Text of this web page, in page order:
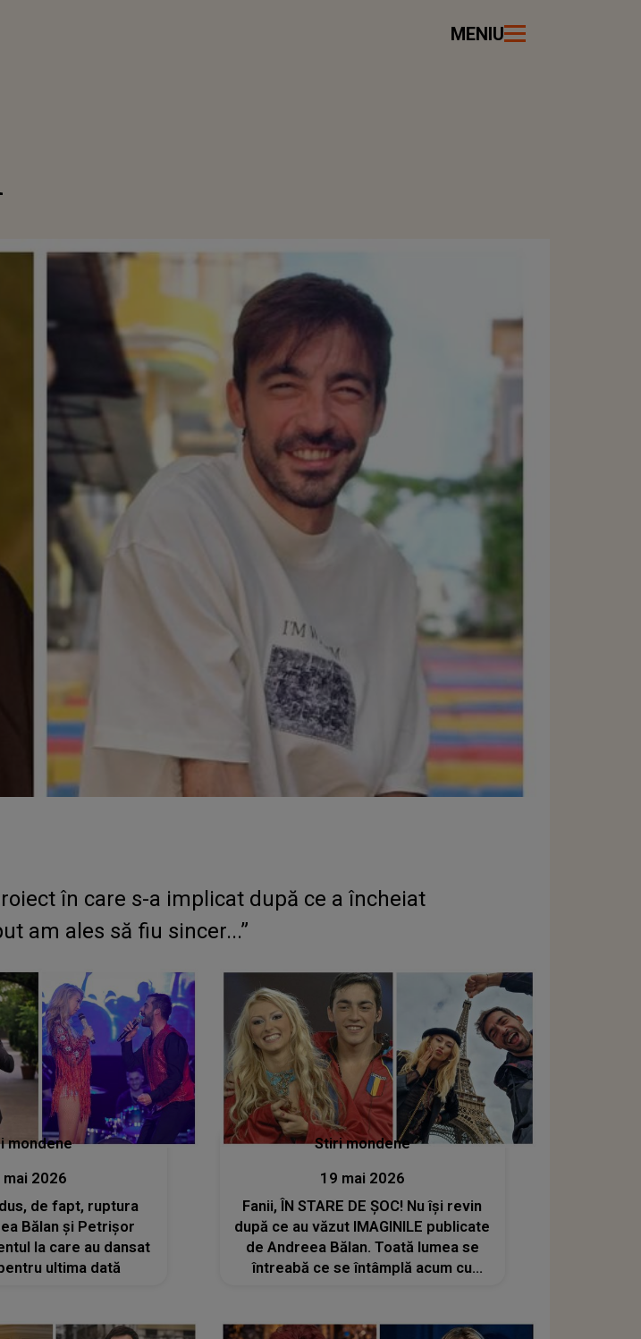
MENIU
în care s-a implicat după ce a încheiat
am ales să fiu sincer...”
mondene
mai 2026
de fapt, ruptura
Bălan și Petrișor
la care au dansat
ultima dată
Stiri mondene
19 mai 2026
Fanii, ÎN STARE DE ȘOC! Nu își revin
după ce au văzut IMAGINILE publicate
de Andreea Bălan. Toată lumea se
întreabă ce se întâmplă acum cu